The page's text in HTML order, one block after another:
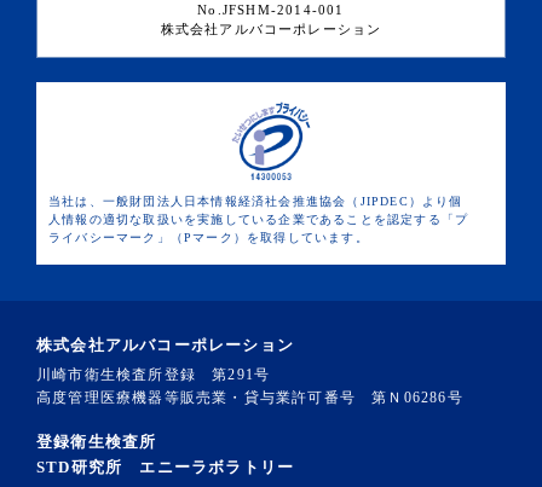
No.JFSHM-2014-001
株式会社アルバコーポレーション
当社は、一般財団法人日本情報経済社会推進協会（JIPDEC）より個
人情報の適切な取扱いを実施している企業であることを認定する「プ
ライバシーマーク」（Pマーク）を取得しています。
株式会社アルバコーポレーション
川崎市衛生検査所登録 第291号
高度管理医療機器等販売業・貸与業許可番号 第Ｎ06286号
登録衛生検査所
STD研究所 エニーラボラトリー